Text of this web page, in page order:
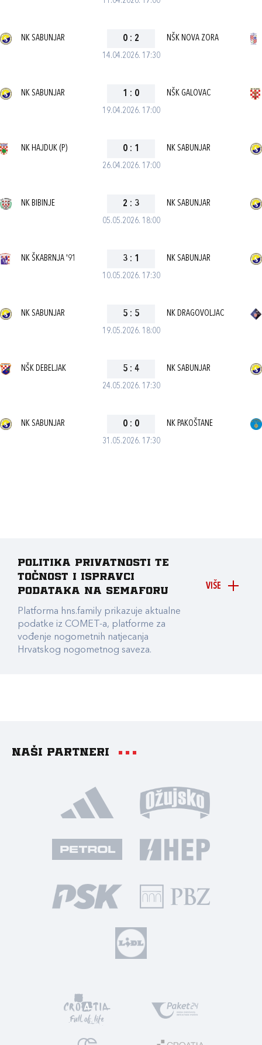
14.04.2026. 17:30
NK SABUNJAR 0 : 2 NŠK NOVA ZORA
19.04.2026. 17:00
NK SABUNJAR 1 : 0 NŠK GALOVAC
26.04.2026. 17:00
NK HAJDUK (P) 0 : 1 NK SABUNJAR
05.05.2026. 18:00
NK BIBINJE 2 : 3 NK SABUNJAR
10.05.2026. 17:30
NK ŠKABRNJA '91 3 : 1 NK SABUNJAR
19.05.2026. 18:00
NK SABUNJAR 5 : 5 NK DRAGOVOLJAC
24.05.2026. 17:30
NŠK DEBELJAK 5 : 4 NK SABUNJAR
31.05.2026. 17:30
NK SABUNJAR 0 : 0 NK PAKOŠTANE
VIŠE
Politika privatnosti te
točnost i ispravci
podataka na Semaforu
Platforma hns.family prikazuje aktualne
podatke iz COMET-a, platforme za
vođenje nogometnih natjecanja
Hrvatskog nogometnog saveza.
Naši partneri